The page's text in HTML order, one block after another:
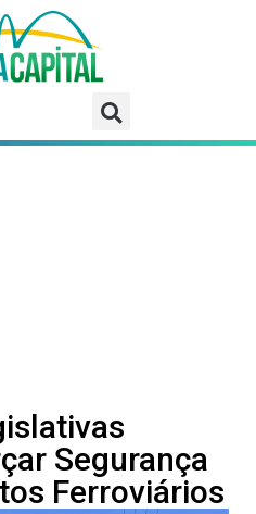
Segurança
Ferroviários